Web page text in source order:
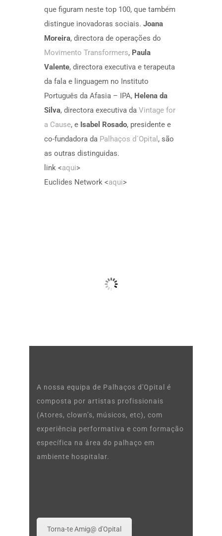
que figuram neste top 100, que também
distingue inovadoras sociais. Joana
Moreira, directora de operações do
Movimento Transformers, Paula
Valente, directora executiva e terapeuta
da fala e linguagem no Instituto
Português da Afasia – IPA, Helena da
Silva, directora executiva da Vintage for
a Cause, e Isabel Rosado, presidente e
co-fundadora da Palhaços d´Opital , são
as outras distinguidas.
link <aqui>
Euclides Network <aqui>
A nossa equipa de Palhaços d'Opital é
composta por artistas profissionais
(Atores, clown’s, músicos, etc), com
experiência performativa e com formação
específica na área do palhaço em
ambiente hospitalar.
Torna-te Amig@ d'Opital